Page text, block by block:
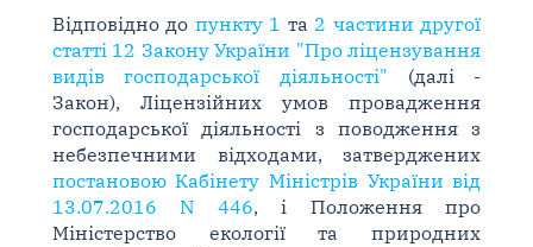
Відповідно до пункту 1 та 2 частини другої
статті 12 Закону України "Про ліцензування
видів господарської діяльності" (далі -
Закон), Ліцензійних умов провадження
господарської діяльності з поводження з
небезпечними відходами, затверджених
постановою Кабінету Міністрів України від
13.07.2016 N 446, і Положення про
Міністерство екології та природних